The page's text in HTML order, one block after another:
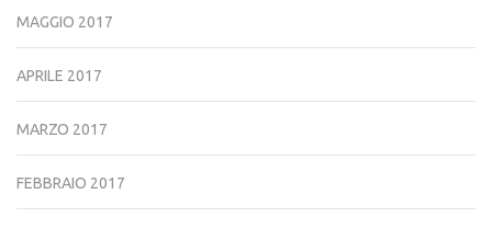
MAGGIO 2017
APRILE 2017
MARZO 2017
FEBBRAIO 2017